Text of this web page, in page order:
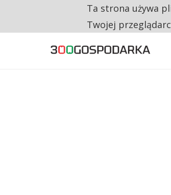
RESTRYKCJE CHIN
Ta strona używa
Twojej